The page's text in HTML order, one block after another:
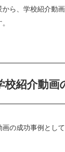
から、学校紹介動
校紹介動画
の成功事例とし